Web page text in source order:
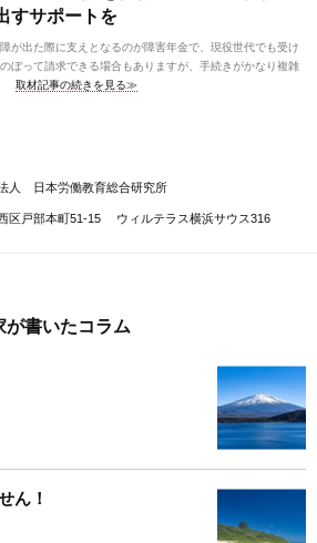
すサポートを
が出た際に支えとなるのが障害年金で、現役世代でも受け
ぼって請求できる場合もありますが、手続きがかなり複雑
取材記事の続きを見る≫
人 日本労働教育総合研究所
区戸部本町51-15 ウィルテラス横浜サウス316
が書いたコラム
ん！